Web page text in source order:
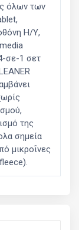
όλων των
Η/Υ,
σε-1 σετ
της
σημεία
μικροΐνες